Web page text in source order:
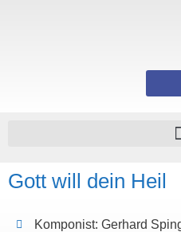
Gott will dein Heil
Komponist: Gerhard